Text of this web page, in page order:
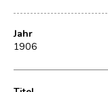
Jahr
1906